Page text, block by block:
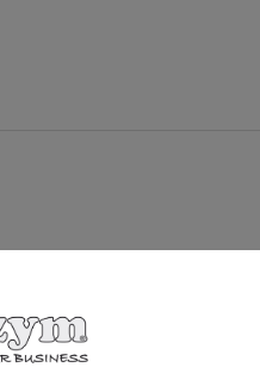
(Anzeige auf